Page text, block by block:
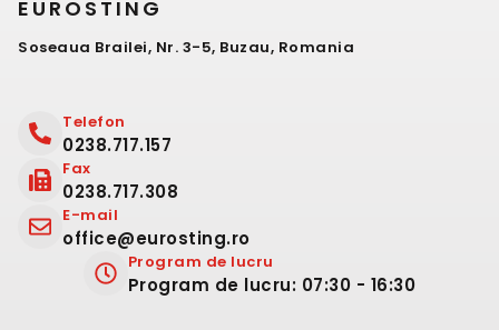
EUROSTING
Soseaua Brailei, Nr. 3-5, Buzau, Romania
Telefon
0238.717.157
Fax
0238.717.308
E-mail
office@eurosting.ro
Program de lucru
Program de lucru: 07:30 - 16:30